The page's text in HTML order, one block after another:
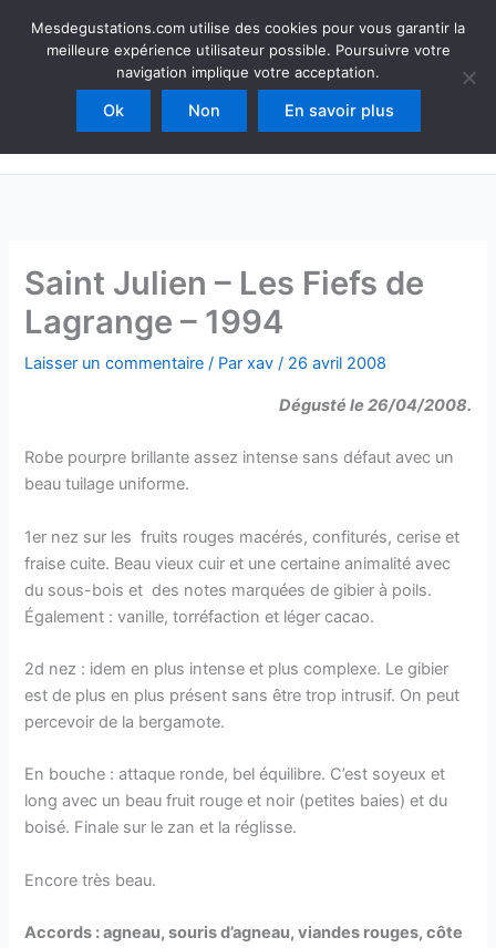
Mesdegustations
Dégustations, accords & autour du vin
Rechercher
Saint Julien – Les Fiefs de
Lagrange – 1994
Laisser un commentaire / Parxav/ 26 avril 2008
Dégusté le 26/04/2008.
Robe pourpre brillante assez intense sans défaut avec un
beau tuilage uniforme.
1er nez sur les fruits rouges macérés, confiturés, cerise et
fraise cuite. Beau vieux cuir et une certaine animalité avec
du sous-bois et des notes marquées de gibier à poils.
Également : vanille, torréfaction et léger cacao.
2d nez : idem en plus intense et plus complexe. Le gibier
est de plus en plus présent sans être trop intrusif. On peut
percevoir de la bergamote.
En bouche : attaque ronde, bel équilibre. C’est soyeux et
long avec un beau fruit rouge et noir (petites baies) et du
boisé. Finale sur le zan et la réglisse.
Encore très beau.
Accords : agneau, souris d’agneau, viandes rouges, côte
Mesdegustations.com utilise des cookies pour vous garantir la
meilleure expérience utilisateur possible. Poursuivre votre
navigation implique votre acceptation.
Ok Non En savoir plus